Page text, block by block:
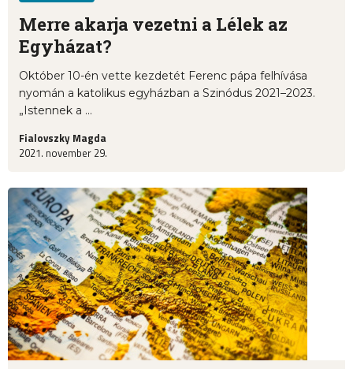
Merre akarja vezetni a Lélek az
Egyházat?
Október 10-én vette kezdetét Ferenc pápa felhívása
nyomán a katolikus egyházban a Szinódus 2021–2023.
„Istennek a ...
Fialovszky Magda
2021. november 29.